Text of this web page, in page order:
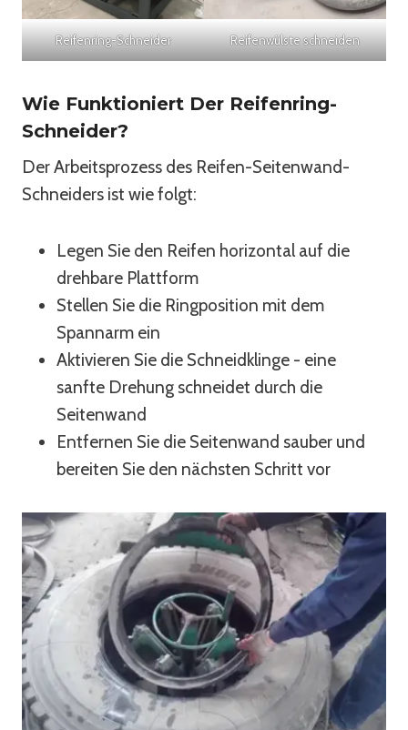
Reifenring-Schneider Reifenwülste schneiden
Wie Funktioniert Der Reifenring-
Schneider?
Der Arbeitsprozess des Reifen-Seitenwand-
Schneiders ist wie folgt:
Legen Sie den Reifen horizontal auf die
drehbare Plattform
Stellen Sie die Ringposition mit dem
Spannarm ein
Aktivieren Sie die Schneidklinge - eine
sanfte Drehung schneidet durch die
Seitenwand
Entfernen Sie die Seitenwand sauber und
bereiten Sie den nächsten Schritt vor